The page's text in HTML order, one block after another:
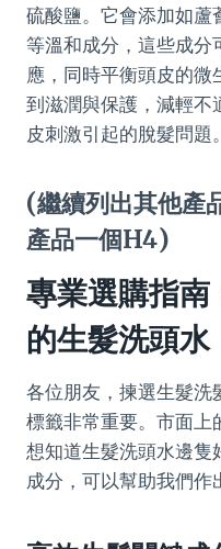
硫酸鹽。它會添加如蘆
等溫和成分，這些成分
應，同時平衡頭皮的
到滋潤與保護，減輕不
皮刺激引起的脫髮問題。
(繼續列出其他產
產品一個H4)
專業選購指
的生髮洗頭水
各位朋友，揀選生髮洗
標籤非常重要。市面上
想知道生髮洗頭水邊隻
成分，可以幫助我們作